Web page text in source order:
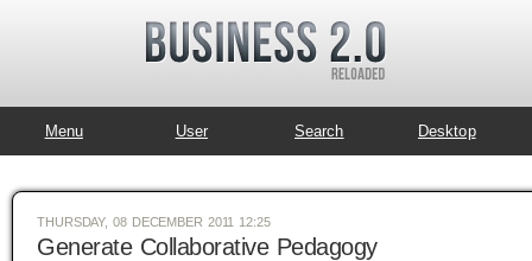
Menu User Search Desktop
THURSDAY, 08 DECEMBER 2011 12:25
Generate Collaborative Pedagogy